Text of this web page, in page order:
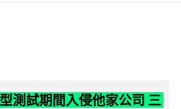
測試期間入侵他家公司 三